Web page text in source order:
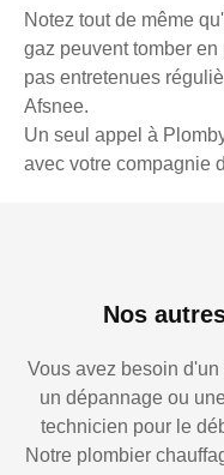
Notez tout de même
gaz peuvent tomber
pas entretenues
Afsnee.
Un seul appel à
avec votre compagnie
Nos
Vous avez besoin
un dépannage ou
technicien pour le
Notre plombier